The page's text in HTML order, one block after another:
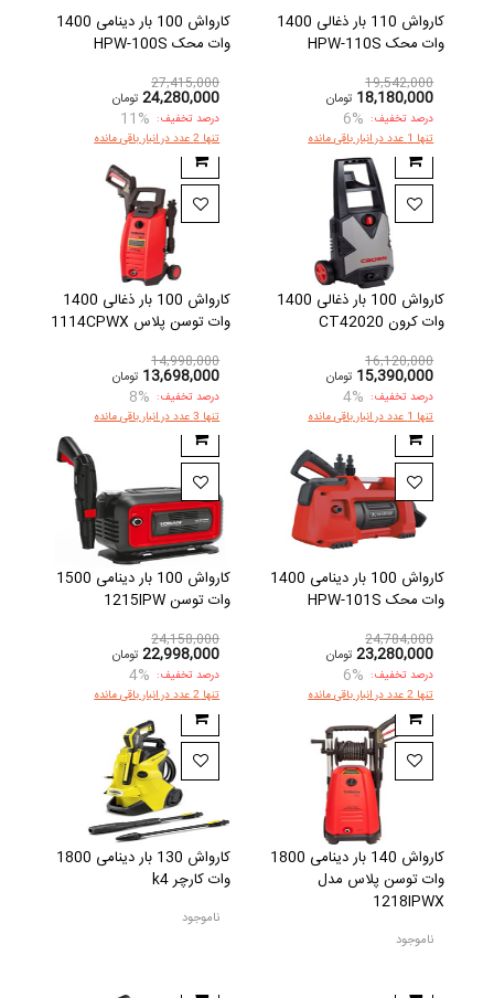
کارواش 110 بار ذغالی 1400
وات محک HPW-110S
19,542,000
18,180,000 تومان
درصد تخفیف: 6%
تنها 1 عدد در انبار باقی مانده
کارواش 100 بار دینامی 1400
وات محک HPW-100S
27,415,000
24,280,000 تومان
درصد تخفیف: 11%
تنها 2 عدد در انبار باقی مانده
کارواش 100 بار ذغالی 1400
وات کرون CT42020
16,120,000
15,390,000 تومان
درصد تخفیف: 4%
تنها 1 عدد در انبار باقی مانده
کارواش 100 بار ذغالی 1400
وات توسن پلاس 1114CPWX
14,998,000
13,698,000 تومان
درصد تخفیف: 8%
تنها 3 عدد در انبار باقی مانده
کارواش 100 بار دینامی 1400
وات محک HPW-101S
24,784,000
23,280,000 تومان
درصد تخفیف: 6%
تنها 2 عدد در انبار باقی مانده
کارواش 100 بار دینامی 1500
وات توسن 1215IPW
24,158,000
22,998,000 تومان
درصد تخفیف: 4%
تنها 2 عدد در انبار باقی مانده
کارواش 140 بار دینامی 1800
وات توسن پلاس مدل
1218IPWX
ناموجود
کارواش 130 بار دینامی 1800
وات کارچر k4
ناموجود